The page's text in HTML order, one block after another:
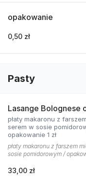
opakowanie
0,50 zł
Pasty
Lasange Bolognese
płaty makaronu z
serem w sosie
opakowanie 1 zł
płaty makaronu z farszem
sosie pomidorowym /
33,00 zł